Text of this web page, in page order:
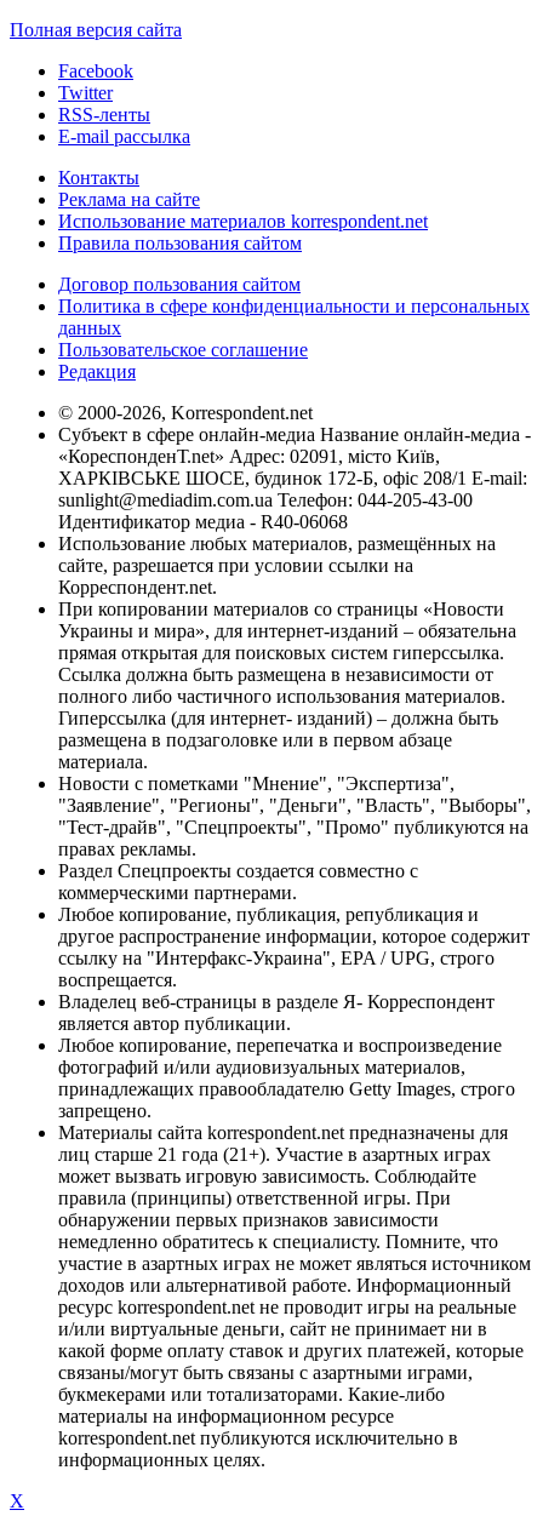
Полная версия сайта
Facebook
Twitter
RSS-ленты
E-mail рассылка
Контакты
Реклама на сайте
Использование материалов korrespondent.net
Правила пользования сайтом
Договор пользования сайтом
Политика в сфере конфиденциальности и персональных
данных
Пользовательское соглашение
Редакция
© 2000-2026, Korrespondent.net
Субъект в сфере онлайн-медиа Название онлайн-медиа -
«КореспонденТ.net» Адрес: 02091, місто Київ,
ХАРКІВСЬКЕ ШОСЕ, будинок 172-Б, офіс 208/1 E-mail:
sunlight@mediadim.com.ua Телефон: 044-205-43-00
Идентификатор медиа - R40-06068
Использование любых материалов, размещённых на
сайте, разрешается при условии ссылки на
Корреспондент.net.
При копировании материалов со страницы «Новости
Украины и мира», для интернет-изданий – обязательна
прямая открытая для поисковых систем гиперссылка.
Ссылка должна быть размещена в независимости от
полного либо частичного использования материалов.
Гиперссылка (для интернет- изданий) – должна быть
размещена в подзаголовке или в первом абзаце
материала.
Новости с пометками "Мнение", "Экспертиза",
"Заявление", "Регионы", "Деньги", "Власть", "Выборы",
"Тест-драйв", "Спецпроекты", "Промо" публикуются на
правах рекламы.
Раздел Спецпроекты создается совместно с
коммерческими партнерами.
Любое копирование, публикация, републикация и
другое распространение информации, которое содержит
ссылку на "Интерфакс-Украина", EPA / UPG, строго
воспрещается.
Владелец веб-страницы в разделе Я- Корреспондент
является автор публикации.
Любое копирование, перепечатка и воспроизведение
фотографий и/или аудиовизуальных материалов,
принадлежащих правообладателю Getty Images, строго
запрещено.
Материалы сайта korrespondent.net предназначены для
лиц старше 21 года (21+). Участие в азартных играх
может вызвать игровую зависимость. Соблюдайте
правила (принципы) ответственной игры. При
обнаружении первых признаков зависимости
немедленно обратитесь к специалисту. Помните, что
участие в азартных играх не может являться источником
доходов или альтернативой работе. Информационный
ресурс korrespondent.net не проводит игры на реальные
и/или виртуальные деньги, сайт не принимает ни в
какой форме оплату ставок и других платежей, которые
связаны/могут быть связаны с азартными играми,
букмекерами или тотализаторами. Какие-либо
материалы на информационном ресурсе
korrespondent.net публикуются исключительно в
информационных целях.
X